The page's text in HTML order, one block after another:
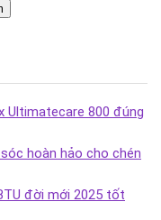
Ultimatecare 800 đúng
hoàn hảo cho chén
đời mới 2025 tốt